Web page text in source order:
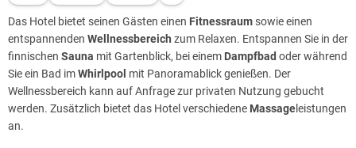
Das Hotel bietet seinen Gästen einen Fitnessraum sowie einen
entspannenden Wellnessbereich zum Relaxen. Entspannen Sie in der
finnischen Sauna mit Gartenblick, bei einem Dampfbad oder während
Sie ein Bad imWhirlpool mit Panoramablick genießen. Der
Wellnessbereich kann auf Anfrage zur privaten Nutzung gebucht
werden. Zusätzlich bietet das Hotel verschiedene Massageleistungen
an.